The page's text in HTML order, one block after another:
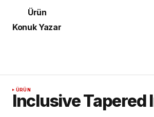
Ürün
Konuk Yazar
ÜRÜN
Inclusive Tapered